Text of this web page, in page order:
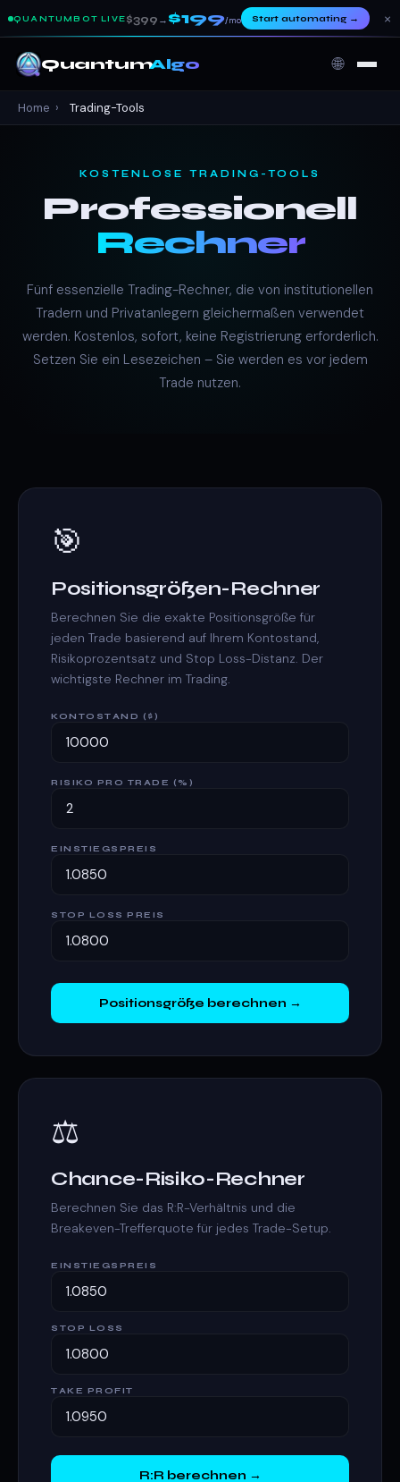
QUANTUMBOT LIVE $399 → $199/mo Start automating→ ×
QuantumAlgo 🌐
Home › Trading-Tools
KOSTENLOSE TRADING-TOOLS
Professionell
Rechner
Fünf essenzielle Trading-Rechner, die von institutionellen
Tradern und Privatanlegern gleichermaßen verwendet
werden. Kostenlos, sofort, keine Registrierung erforderlich.
Setzen Sie ein Lesezeichen – Sie werden es vor jedem
Trade nutzen.
🎯
Positionsgrößen-Rechner
Berechnen Sie die exakte Positionsgröße für
jeden Trade basierend auf Ihrem Kontostand,
Risikoprozentsatz und Stop Loss-Distanz. Der
wichtigste Rechner im Trading.
KONTOSTAND ($)
RISIKO PRO TRADE (%)
EINSTIEGSPREIS
STOP LOSS PREIS
Positionsgröße berechnen →
⚖️
Chance-Risiko-Rechner
Berechnen Sie das R:R-Verhältnis und die
Breakeven-Trefferquote für jedes Trade-Setup.
EINSTIEGSPREIS
STOP LOSS
TAKE PROFIT
R:R berechnen →